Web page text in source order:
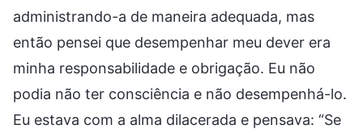
administrando-a de maneira adequada, mas
então pensei que desempenhar meu dever era
minha responsabilidade e obrigação. Eu não
podia não ter consciência e não desempenhá-lo.
Eu estava com a alma dilacerada e pensava: “Se